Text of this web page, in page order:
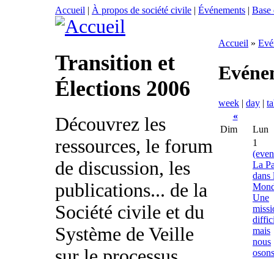
Accueil | À propos de société civile | Événements | Base
Transition et
Élections 2006
Découvrez les
ressources, le forum
de discussion, les
publications... de la
Société civile et du
Système de Veille
Accueil »
week | day |
«
Dim
Lun
1
La
dans
Une
mais
nous